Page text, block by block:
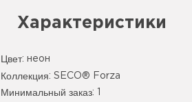
Характеристики
Цвет: неон
Коллекция: SECO® Forza
Минимальный заказ: 1